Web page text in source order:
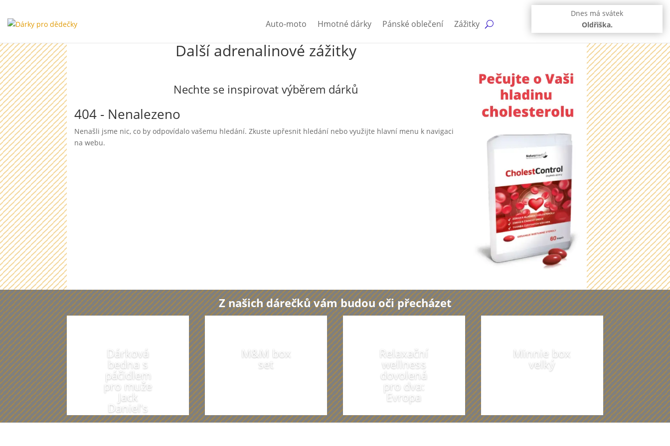
Auto-moto Hmotné dárky Pánské oblečení Zážitky
Dnes má svátek
Oldřiška.
Další adrenalinové zážitky
Nechte se inspirovat výběrem dárků
404 - Nenalezeno
Nenašli jsme nic, co by odpovídalo vašemu hledání. Zkuste upřesnit hledání nebo využijte hlavní menu k navigaci
na webu.
Z našich dárečků vám budou oči přecházet
Dárková
bedna s
páčidlem
pro muže
Jack
Daniel’s
Honey &
M&M box
set
Relaxační
wellness
dovolená
pro dva:
Evropa
Minnie box
velký